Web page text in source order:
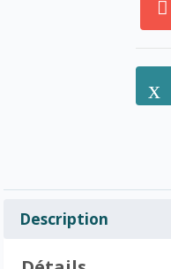
Description